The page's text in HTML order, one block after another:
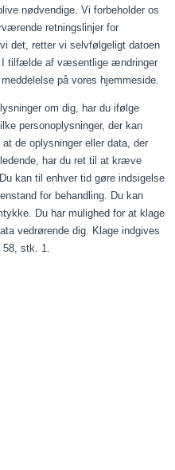
nødvendige. Vi forbeholder os
retningslinjer for
det, retter vi selvfølgeligt datoen
I tilfælde af væsentlige ændringer
på vores hjemmeside.
om dig, har du ifølge
personoplysninger, der kan
de oplysninger eller data, der
har du ret til at kræve
kan til enhver tid gøre indsigelse
for behandling. Du kan
Du har mulighed for at klage
vedrørende dig. Klage indgives
58, stk. 1.